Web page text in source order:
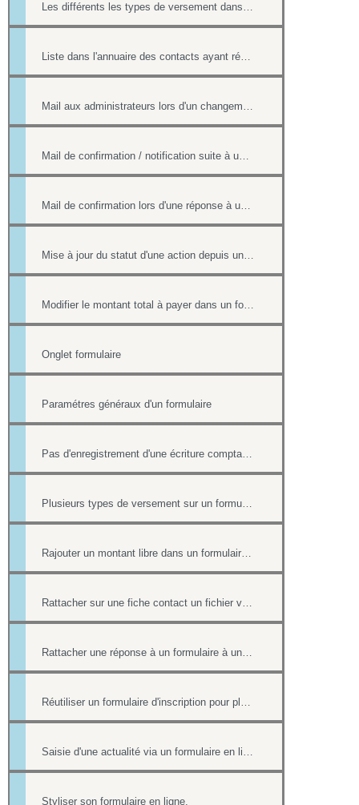
Les différents les types de versement dans un formulaire payant.
Liste dans l'annuaire des contacts ayant répondu à un formulaire
Mail aux administrateurs lors d'un changement de réponse existante
Mail de confirmation / notification suite à une réponse sur le formulaire
Mail de confirmation lors d'une réponse à un formulaire
Mise à jour du statut d'une action depuis un formulaire
Modifier le montant total à payer dans un formulaire
Onglet formulaire
Paramétres généraux d'un formulaire
Pas d'enregistrement d'une écriture comptable en cas de paiement ultérieur
Plusieurs types de versement sur un formulaire
Rajouter un montant libre dans un formulaire avec paiement
Rattacher sur une fiche contact un fichier venant d'une réponse à un formulaire.
Rattacher une réponse à un formulaire à une fiche contact de l'annuaire
Réutiliser un formulaire d'inscription pour plusieurs événement de l'Agenda
Saisie d'une actualité via un formulaire en ligne
Styliser son formulaire en ligne.